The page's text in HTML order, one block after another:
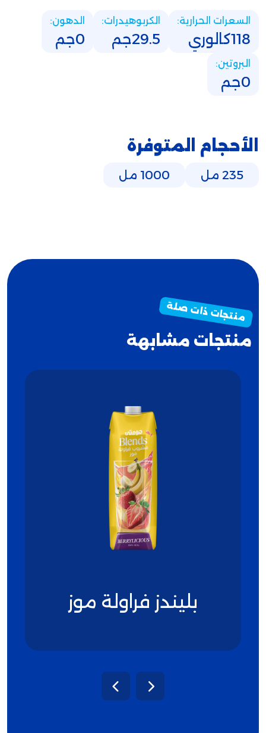
السعرات الحرارية:
118كالوري
الكربوهيدرات:
29.5جم
الدهون:
0جم
البروتين:
0جم
الأحجام المتوفرة
235 مل 1000 مل
منتجات مشابهة
بليندز فراولة موز